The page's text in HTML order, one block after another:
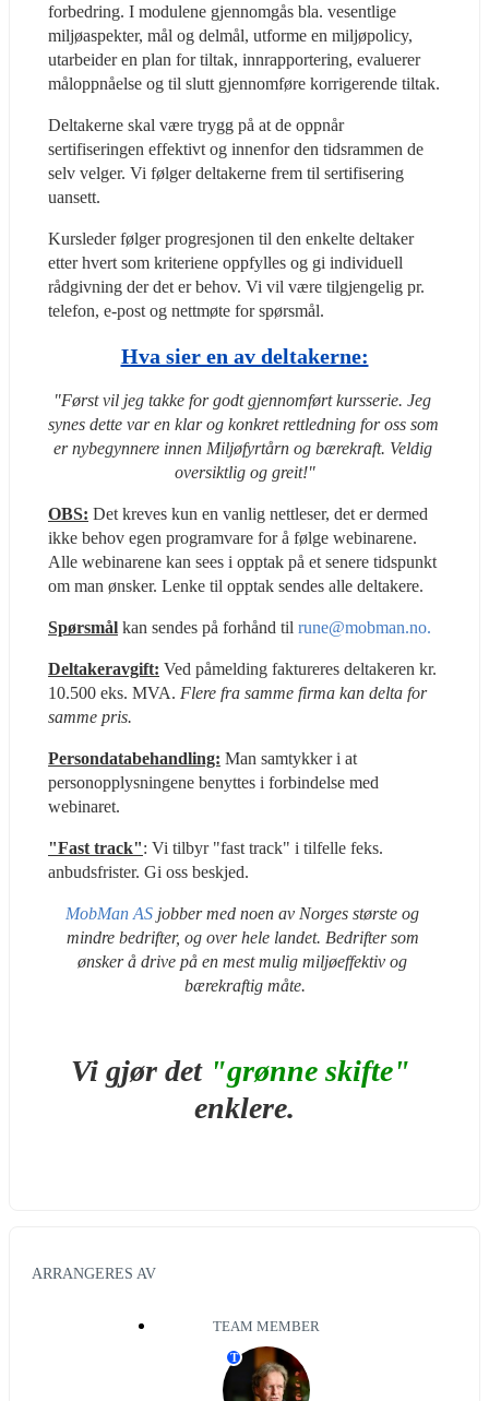
forbedring. I modulene gjennomgås bla. vesentlige
miljøaspekter, mål og delmål, utforme en miljøpolicy,
utarbeider en plan for tiltak, innrapportering, evaluerer
måloppnåelse og til slutt gjennomføre korrigerende tiltak.
Deltakerne skal være trygg på at de oppnår
sertifiseringen effektivt og innenfor den tidsrammen de
selv velger. Vi følger deltakerne frem til sertifisering
uansett.
Kursleder følger progresjonen til den enkelte deltaker
etter hvert som kriteriene oppfylles og gi individuell
rådgivning der det er behov. Vi vil være tilgjengelig pr.
telefon, e-post og nettmøte for spørsmål.
Hva sier en av deltakerne:
"Først vil jeg takke for godt gjennomført kursserie. Jeg
synes dette var en klar og konkret rettledning for oss som
er nybegynnere innen Miljøfyrtårn og bærekraft. Veldig
oversiktlig og greit!"
OBS: Det kreves kun en vanlig nettleser, det er dermed
ikke behov egen programvare for å følge webinarene.
Alle webinarene kan sees i opptak på et senere tidspunkt
om man ønsker. Lenke til opptak sendes alle deltakere.
Spørsmål kan sendes på forhånd til rune@mobman.no.
Deltakeravgift: Ved påmelding faktureres deltakeren kr.
10.500 eks. MVA. Flere fra samme firma kan delta for
samme pris.
Persondatabehandling: Man samtykker i at
personopplysningene benyttes i forbindelse med
webinaret.
"Fast track": Vi tilbyr "fast track" i tilfelle feks.
anbudsfrister. Gi oss beskjed.
MobMan AS jobber med noen av Norges største og
mindre bedrifter, og over hele landet. Bedrifter som
ønsker å drive på en mest mulig miljøeffektiv og
bærekraftig måte.
Vi gjør det "grønne skifte"
enklere.
ARRANGERES AV
TEAM MEMBER
T